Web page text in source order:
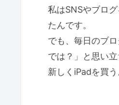
私はSNSやブロ
たんです。
でも、毎日のブ
では？」と思い立
新しくiPadを買